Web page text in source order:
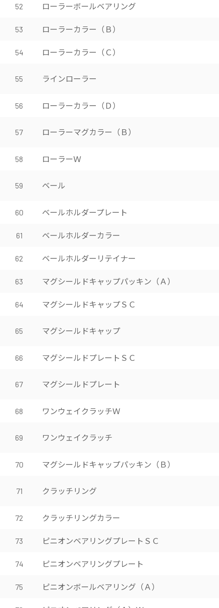
52 ローラーボールベアリング
53 ローラーカラー（Ｂ）
54 ローラーカラー（Ｃ）
55 ラインローラー
56 ローラーカラー（Ｄ）
57 ローラーマグカラー（Ｂ）
58 ローラーＷ
59 ベール
60 ベールホルダープレート
61 ベールホルダーカラー
62 ベールホルダーリテイナー
63 マグシールドキャップパッキン（Ａ）
64 マグシールドキャップＳＣ
65 マグシールドキャップ
66 マグシールドプレートＳＣ
67 マグシールドプレート
68 ワンウェイクラッチＷ
69 ワンウェイクラッチ
70 マグシールドキャップパッキン（Ｂ）
71 クラッチリング
72 クラッチリングカラー
73 ピニオンベアリングプレートＳＣ
74 ピニオンベアリングプレート
75 ピニオンボールベアリング（Ａ）